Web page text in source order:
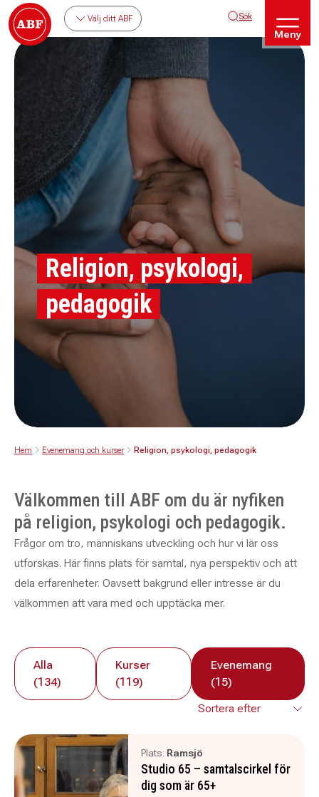
Välj ditt ABF Sök
Meny
Religion, psykologi,
pedagogik
Hem Evenemang och kurser Religion, psykologi, pedagogik
Välkommen till ABF om du är nyfiken
på religion, psykologi och pedagogik.
Frågor om tro, människans utveckling och hur vi lär oss
utforskas. Här finns plats för samtal, nya perspektiv och att
dela erfarenheter. Oavsett bakgrund eller intresse är du
välkommen att vara med och upptäcka mer.
Alla
(134)
Kurser
(119)
Evenemang
(15)
Plats: Ramsjö
Studio 65 – samtalscirkel för
dig som är 65+